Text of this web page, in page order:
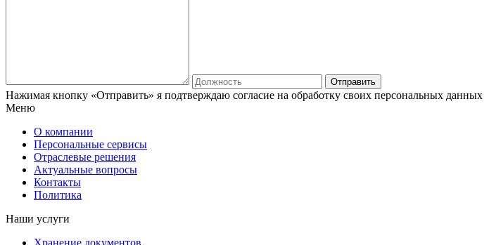
Отправить
Нажимая кнопку «Отправить» я подтверждаю согласие на обработку своих персональных данных
Меню
О компании
Персональные сервисы
Отраслевые решения
Актуальные вопросы
Контакты
Политика
Наши услуги
Хранение документов